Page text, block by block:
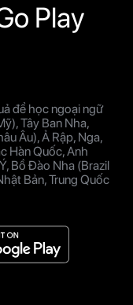
Play
để học ngoại ngữ
Tây Ban Nha,
Âu), Ả Rập, Nga,
Hàn Quốc, Anh
Bồ Đào Nha (Brazil
Bản, Trung Quốc